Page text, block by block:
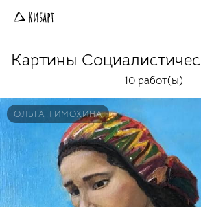
Картины
10 работ(ы)
ОЛЬГА ТИМОХИНА